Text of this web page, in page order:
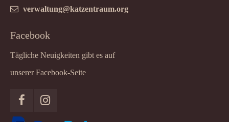
verwaltung@katzentraum.org
Facebook
Tägliche Neuigkeiten gibt es auf
unserer Facebook-Seite